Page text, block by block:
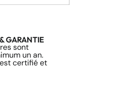
GARANTIE
sont
un an.
certifié et